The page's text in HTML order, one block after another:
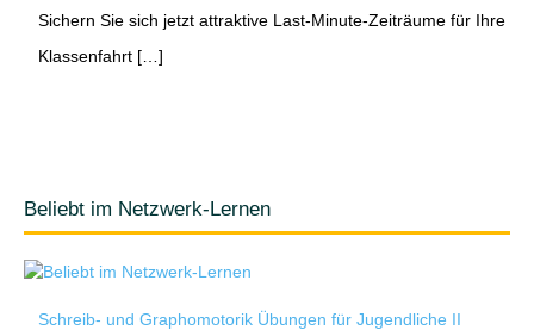
Sichern Sie sich jetzt attraktive Last-Minute-Zeiträume für Ihre
Klassenfahrt […]
Beliebt im Netzwerk-Lernen
Schreib- und Graphomotorik Übungen für Jugendliche II